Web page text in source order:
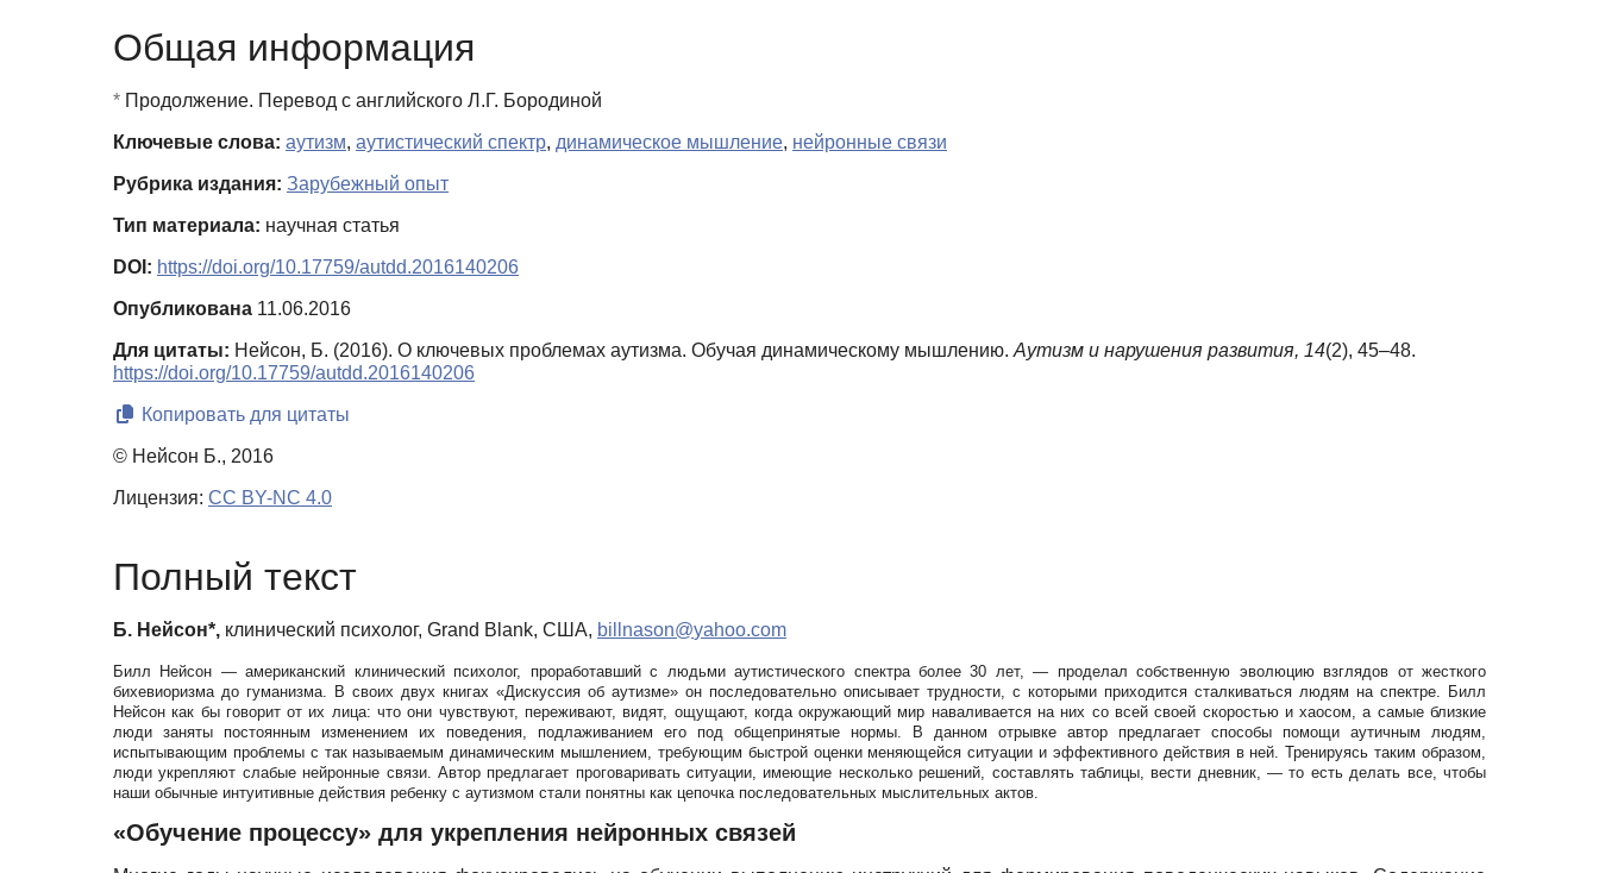
Общая информация
* Продолжение. Перевод с английского Л.Г. Бородиной
Ключевые слова: аутизм, аутистический спектр, динамическое мышление, нейронные связи
Рубрика издания: Зарубежный опыт
Тип материала: научная статья
DOI: https://doi.org/10.17759/autdd.2016140206
Опубликована 11.06.2016
Для цитаты: Нейсон, Б. (2016). О ключевых проблемах аутизма. Обучая динамическому мышлению. Аутизм и нарушения развития, 14(2), 45–48.
https://doi.org/10.17759/autdd.2016140206
Копировать для цитаты
© Нейсон Б., 2016
Лицензия: CC BY-NC 4.0
Полный текст
Б. Нейсон*, клинический психолог, Grand Blank, США, billnason@yahoo.com
Билл Нейсон — американский клинический психолог, проработавший с людьми аутистического спектра более 30 лет, — проделал собственную эволюцию взглядов от жесткого
бихевиоризма до гуманизма. В своих двух книгах «Дискуссия об аутизме» он последовательно описывает трудности, с которыми приходится сталкиваться людям на спектре. Билл
Нейсон как бы говорит от их лица: что они чувствуют, переживают, видят, ощущают, когда окружающий мир наваливается на них со всей своей скоростью и хаосом, а самые близкие
люди заняты постоянным изменением их поведения, подлаживанием его под общепринятые нормы. В данном отрывке автор предлагает способы помощи аутичным людям,
испытывающим проблемы с так называемым динамическим мышлением, требующим быстрой оценки меняющейся ситуации и эффективного действия в ней. Тренируясь таким образом,
люди укрепляют слабые нейронные связи. Автор предлагает проговаривать ситуации, имеющие несколько решений, составлять таблицы, вести дневник, — то есть делать все, чтобы
наши обычные интуитивные действия ребенку с аутизмом стали понятны как цепочка последовательных мыслительных актов.
«Обучение процессу» для укрепления нейронных связей